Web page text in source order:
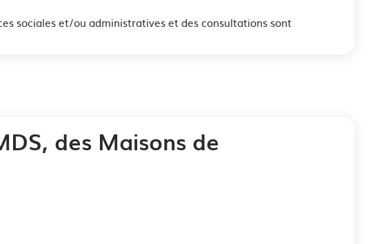
sociales et/ou administratives et des consultations sont
des Maisons de